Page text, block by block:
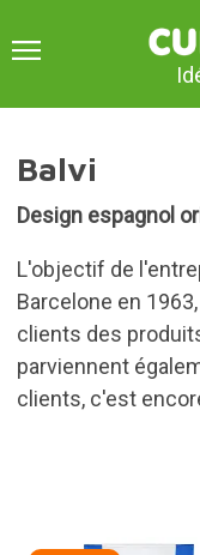
Balvi
Design espagnol
L'objectif de
Barcelone en
clients des
parviennent
clients, c'est